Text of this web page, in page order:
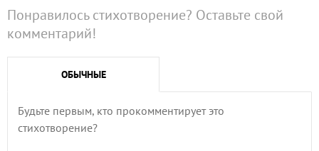
Понравилось стихотворение? Оставьте свой
комментарий!
ОБЫЧНЫЕ
Будьте первым, кто прокомментирует это
стихотворение?